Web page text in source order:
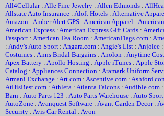
All4Cellular: Alle Fine Jewelry : Allen Edmonds :
Allstate Auto Insurance : Aloft Hotels : Alternative
Amazon : Amber Alert GPS : American Apparel :
American Express : American Express Gift Cards :
Passport : American Tea Room : AmericanFlags.com :
: Andy's Auto Sport : Angara.com : Angie's List : Anjolee :
Costumes : Anns Bridal Bargains : Anolon : Anytime
Apex Battery : Apollo Hosting : Apple iTunes : Apple
Catalog : Appliances Connection : Aramark Uniform
Armani Exchange : Art.com : Ascentive.com :
AtHisBest.com : Athleta : Atlanta Falcons : Audible.com :
Barn : Auto Parts 123 : Auto Parts Warehouse : Auto
AutoZone : Avanquest Software : Avant Garden Decor:
Security : Avis Car Rental : Avon